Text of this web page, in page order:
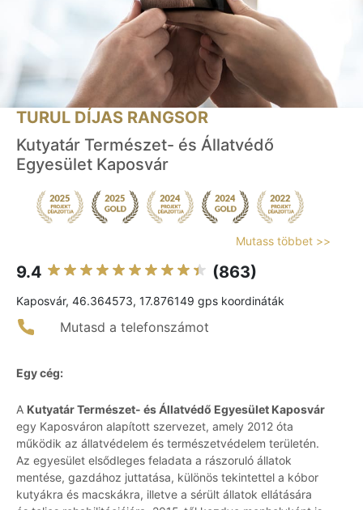
TURUL DÍJAS RANGSOR
Kutyatár Természet- és Állatvédő
Egyesület Kaposvár
Mutass többet >>
9.4 (863)
Kaposvár, 46.364573, 17.876149 gps koordináták
Mutasd a telefonszámot
Egy cég:
A Kutyatár Természet- és Állatvédő Egyesület Kaposvár
egy Kaposváron alapított szervezet, amely 2012 óta
működik az állatvédelem és természetvédelem területén.
Az egyesület elsődleges feladata a rászoruló állatok
mentése, gazdához juttatása, különös tekintettel a kóbor
kutyákra és macskákra, illetve a sérült állatok ellátására